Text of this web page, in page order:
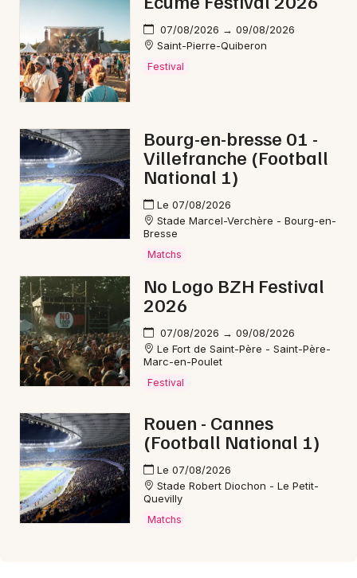
Mon email
Je m'abonne
FAQ - Alpha Blondy
📅 Quand voir Alpha Blondy en concert en 2026 ?
Alpha Blondy se produit en France en 2026,
26 au 28 juin 2026 à Audincourt.
🎟️ Comment réserver des billets pour Alpha
Blondy en 2026 ?
Les billets sont déjà disponibles à la réservation, avec
un pass 3 jours proposé à 36€ pour le Festival
Rencontres et Racines, très prisé par les amateurs de
📍 Où voir Alpha Blondy en concert en 2026 ?
Tu le vois à Audincourt (Doubs) lors du Festival
Rencontres et Racines 2026, événement majeur qui
met en avant une programmation reggae de référence.
2026 ?
Le show offre ses classiques reggae et des titres
récents, une énergie communicative, des messages
engagés et une ambiance fédératrice portée par son
groupe.
07/08/2026 → 09/08/2026
Saint-Pierre-Quiberon
Festival
Bourg-en-bresse 01 -
Villefranche (Football
National 1)
Le 07/08/2026
Stade Marcel-Verchère - Bourg-en-
Bresse
Matchs
No Logo BZH Festival
2026
07/08/2026 → 09/08/2026
Le Fort de Saint-Père - Saint-Père-
Marc-en-Poulet
Festival
Rouen - Cannes
(Football National 1)
Le 07/08/2026
Stade Robert Diochon - Le Petit-
Quevilly
Matchs